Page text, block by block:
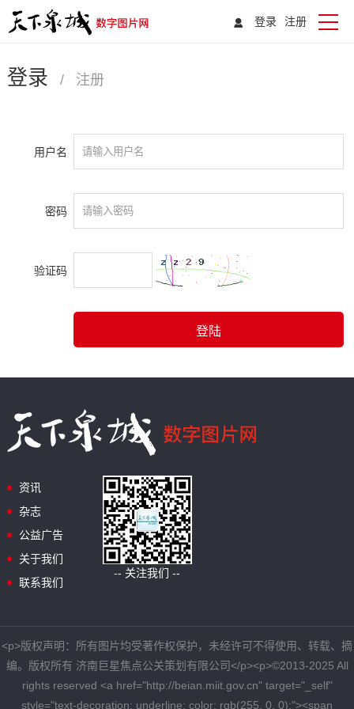
登录 注册
登录 / 注册
用户名
密码
验证码
资讯
杂志
公益广告
关于我们
联系我们
-- 关注我们 --
<p>版权声明：所有图片均受著作权保护，未经许可不得使用、转载、摘
编。版权所有 济南巨星焦点公关策划有限公司</p><p>©2013-2025 All
rights reserved <a href="http://beian.miit.gov.cn" target="_self"
style="text-decoration: underline; color: rgb(255, 0, 0);"><span